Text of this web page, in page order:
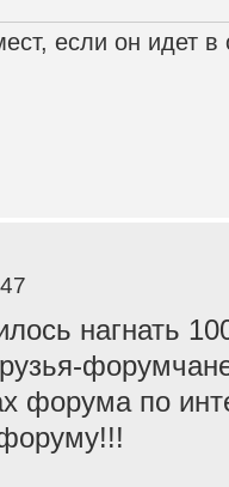
если он идет в
нагнать
форума по